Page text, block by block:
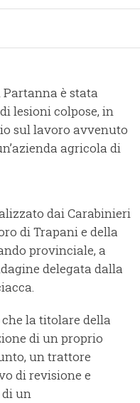
è stata
lesioni colpose, in
sul lavoro avvenuto
agricola di
dai Carabinieri
di Trapani e della
provinciale, a
delegata dalla
la titolare della
di un proprio
un trattore
di revisione e
di un